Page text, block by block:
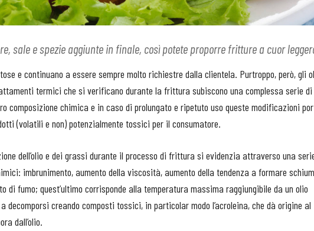
sale e spezie aggiunte in finale, così potete proporre fritture a cuor
e continuano a essere sempre molto richiestre dalla clientela. Purtroppo, però, gli
termici che si verificano durante la frittura subiscono una complessa serie di
composizione chimica e in caso di prolungato e ripetuto uso queste modificazioni
(volatili e non) potenzialmente tossici per il consumatore.
dell’olio e dei grassi durante il processo di frittura si evidenzia attraverso una
imbrunimento, aumento della viscosità, aumento della tendenza a formare
di fumo; quest’ultimo corrisponde alla temperatura massima raggiungibile da un olio
decomporsi creando composti tossici, in particolar modo l’acroleina, che dà origine al
dall’olio.